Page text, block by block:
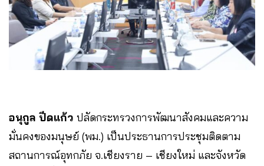
อนุกูล ปีดแก้ว ปลัดกระทรวงการพัฒนาสังคมและความ
มั่นคงของมนุษย์ (พม.) เป็นประธานการประชุมติดตาม
สถานการณ์อุทกภัย จ.เชียงราย – เชียงใหม่ และจังหวัด